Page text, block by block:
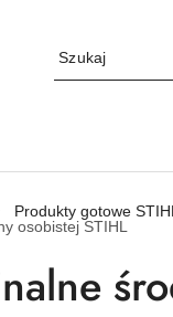
Produkty gotowe STIHL
osobistej STIHL